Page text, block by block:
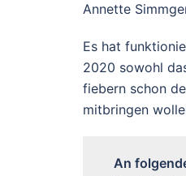
Annette
Es hat
2020 sowohl
fiebern schon
mitbringen
An